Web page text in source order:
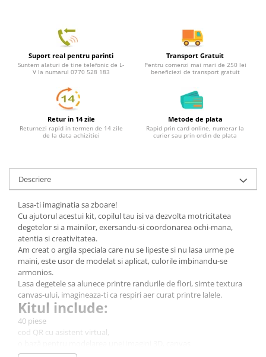
Suport real pentru parinti
Suntem alaturi de tine telefonic de L-
V la numarul 0770 528 183
Transport Gratuit
Pentru comenzi mai mari de 250 lei
beneficiezi de transport gratuit
Retur in 14 zile
Returnezi rapid in termen de 14 zile
de la data achizitiei
Metode de plata
Rapid prin card online, numerar la
curier sau prin ordin de plata
Descriere
Lasa-ti imaginatia sa zboare!
Cu ajutorul acestui kit, copilul tau isi va dezvolta motricitatea
degetelor si a mainilor, exersandu-si coordonarea ochi-mana,
atentia si creativitatea.
Am creat o argila speciala care nu se lipeste si nu lasa urme pe
maini, este usor de modelat si aplicat, culorile imbinandu-se
armonios.
Lasa degetele sa alunece printre randurile de flori, simte textura
canvas-ului, imagineaza-ti ca respiri aer curat printre lalele.
Kitul include:
40 piese
cod QR cu asistent virtual,
argilă ușoară,